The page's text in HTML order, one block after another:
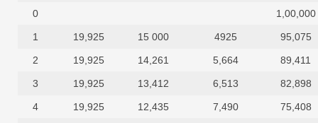
0 1,00,000
1 19,925 15 000 4925 95,075
2 19,925 14,261 5,664 89,411
3 19,925 13,412 6,513 82,898
4 19,925 12,435 7,490 75,408